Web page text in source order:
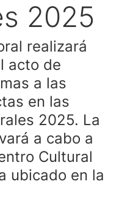
2025
realizará
acto de
a las
en las
2025. La
a cabo a
Cultural
ubicado en la